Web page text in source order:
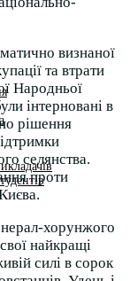
визнаної
та втрати
Народньої
інтерновані в
рішення
селянства.
проти
хорунжого
найкращі
силі в сорок